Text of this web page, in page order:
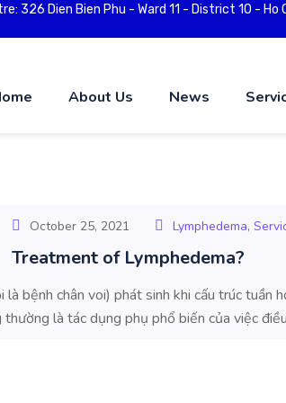
326 Dien Bien Phu - Ward 11 - District 10 - Ho
About Us News
October 25, 2021 Lymphedema,
Treatment of Lymphedema?
bệnh chân voi) phát sinh khi cấu trúc tuần
là tác dụng phụ phổ biến của việc